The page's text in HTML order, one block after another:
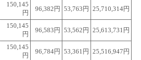
150,145
円
96,382円 53,763円 25,710,314円
150,145
円
96,583円 53,562円 25,613,731円
150,145
円
96,784円 53,361円 25,516,947円